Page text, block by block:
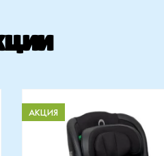
АКЦИЯ